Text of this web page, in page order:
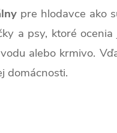
pre hlodavce ako
a psy, ktoré ocenia
alebo krmivo.
domácnosti.